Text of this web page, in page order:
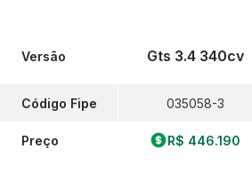
Versão
Código Fipe
Preço
Gts 3.4 340cv
035058-3
R$ 446.190